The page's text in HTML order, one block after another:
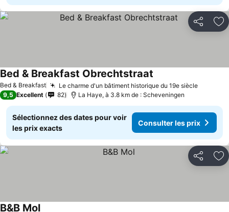
Partager
Bed & Breakfast Le charme d'un bâtiment historique du 19e siècle
Bed & Breakfast Obrechtstraat
9,5 Excellent 82 La Haye, à 3.8 km de : Scheveningen
Sélectionnez des dates pour voir
les prix exacts
Consulter les prix
Partager
B&B Mol